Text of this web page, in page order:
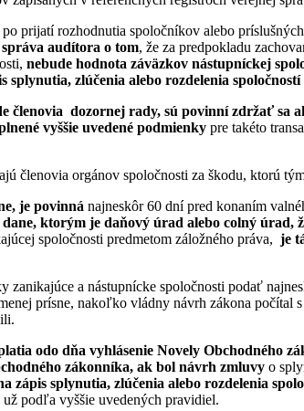
po prijatí rozhodnutia spoločníkov alebo
audítora o tom, že za predpokladu
nebude hodnota záväzkov nástupníckej
zlúčenia alebo rozdelenia
členovia dozornej rady, sú povinní zdržať
vyššie uvedené podmienky pre takéto
členovia orgánov spoločnosti za škodu, ktorú
je povinná najneskôr 60 dní pred konaním
ktorým je daňový úrad alebo colný úrad,
spoločnosti predmetom záložného práva, je
zanikajúce a nástupnícke spoločnosti podať
prísne, nakoľko vládny návrh zákona
odo dňa vyhlásenie Novely Obchodného
zákonníka, ak bol návrh zmluvy o
splynutia, zlúčenia alebo rozdelenia
podľa vyššie uvedených pravidiel.